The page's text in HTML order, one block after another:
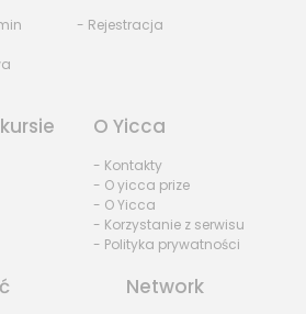
- Rejestracja
O Yicca
- Kontakty
- O yicca prize
- O Yicca
- Korzystanie z serwisu
- Polityka prywatności
Network